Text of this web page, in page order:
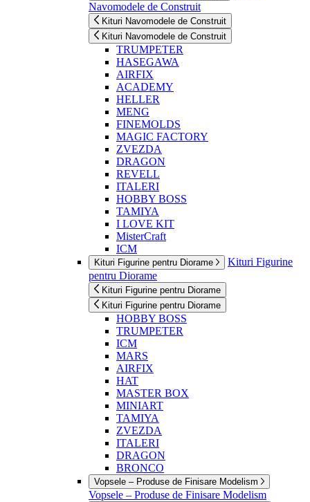
Navomodele de Construit
Kituri Navomodele de Construit
Kituri Navomodele de Construit
TRUMPETER
HASEGAWA
AIRFIX
ACADEMY
HELLER
MENG
FINEMOLDS
MAGIC FACTORY
ZVEZDA
DRAGON
REVELL
ITALERI
HOBBY BOSS
TAMIYA
I LOVE KIT
MisterCraft
ICM
Kituri Figurine pentru Diorame
Kituri Figurine
pentru Diorame
Kituri Figurine pentru Diorame
Kituri Figurine pentru Diorame
HOBBY BOSS
TRUMPETER
ICM
MARS
AIRFIX
HAT
MASTER BOX
MINIART
TAMIYA
ZVEZDA
ITALERI
DRAGON
BRONCO
Vopsele – Produse de Finisare Modelism
Vopsele – Produse de Finisare Modelism